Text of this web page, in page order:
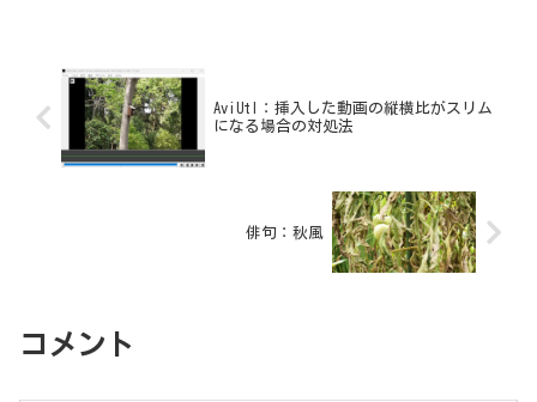
AviUtl：挿入した動画の縦横比がスリム
になる場合の対処法
俳句：秋風
コメント